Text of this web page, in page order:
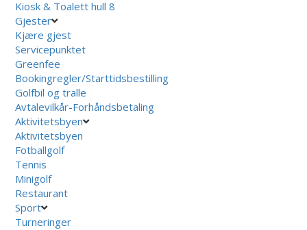
Kiosk & Toalett hull 8
Gjester
Kjære gjest
Servicepunktet
Greenfee
Bookingregler/Starttidsbestilling
Golfbil og tralle
Avtalevilkår-Forhåndsbetaling
Aktivitetsbyen
Aktivitetsbyen
Fotballgolf
Tennis
Minigolf
Restaurant
Sport
Turneringer